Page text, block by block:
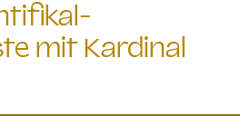
mit Kardinal